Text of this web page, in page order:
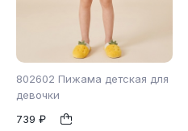
802602 Пижама детская для
девочки
739 ₽
104 110